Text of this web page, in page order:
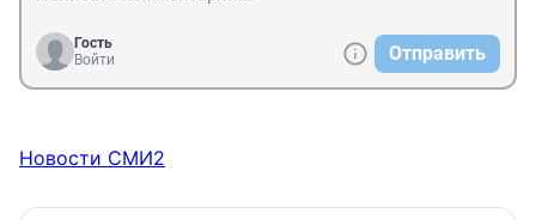
Гость
Войти
Отправить
Новости СМИ2